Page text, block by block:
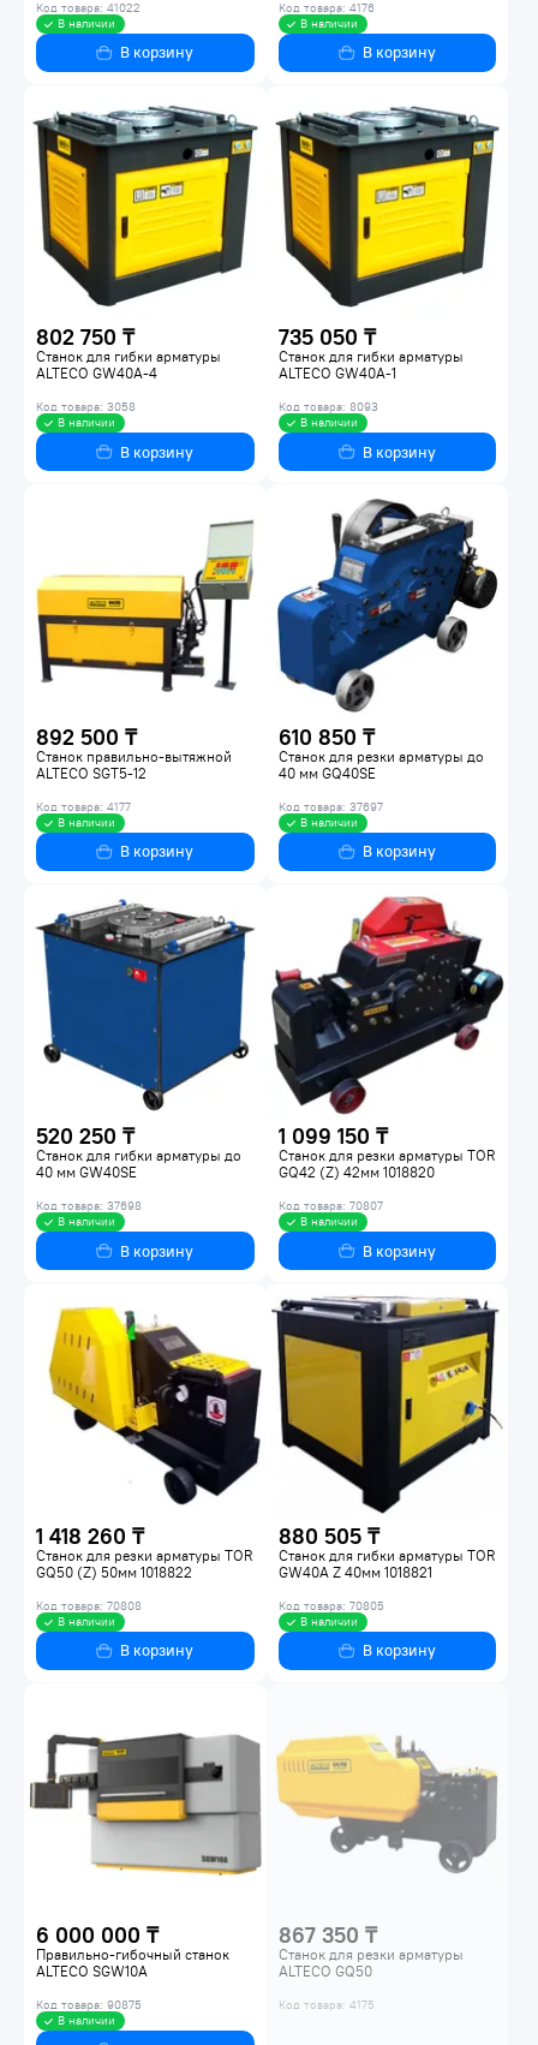
Код товара: 41022
В наличии
В корзину
Код товара: 4176
В наличии
В корзину
802 750 ₸
Станок для гибки арматуры
ALTECO GW40A-4
Код товара: 3058
В наличии
В корзину
735 050 ₸
Станок для гибки арматуры
ALTECO GW40A-1
Код товара: 8093
В наличии
В корзину
892 500 ₸
Станок правильно-вытяжной
ALTECO SGT5-12
Код товара: 4177
В наличии
В корзину
610 850 ₸
Станок для резки арматуры до
40 мм GQ40SE
Код товара: 37697
В наличии
В корзину
520 250 ₸
Станок для гибки арматуры до
40 мм GW40SE
Код товара: 37698
В наличии
В корзину
1 099 150 ₸
Станок для резки арматуры TOR
GQ42 (Z) 42мм 1018820
Код товара: 70807
В наличии
В корзину
1 418 260 ₸
Станок для резки арматуры TOR
GQ50 (Z) 50мм 1018822
Код товара: 70808
В наличии
В корзину
880 505 ₸
Станок для гибки арматуры TOR
GW40A Z 40мм 1018821
Код товара: 70805
В наличии
В корзину
6 000 000 ₸
Правильно-гибочный станок
ALTECO SGW10A
Код товара: 90875
В наличии
867 350 ₸
Станок для резки арматуры
ALTECO GQ50
Код товара: 4175